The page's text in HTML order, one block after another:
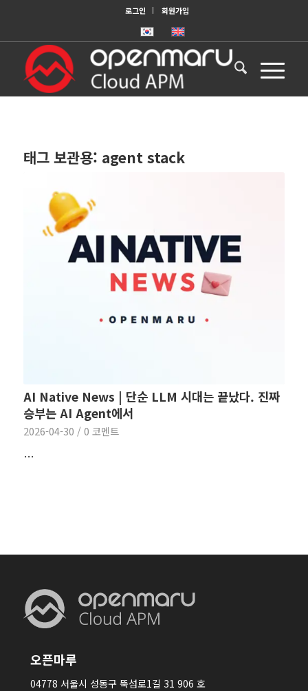
로그인 회원가입
태그 보관용: agent stack
AI Native News | 단순 LLM 시대는 끝났다. 진짜
승부는 AI Agent에서
2026-04-30 / 0 코멘트
…
오픈마루
04778 서울시 성동구 뚝섬로1길 31 906 호